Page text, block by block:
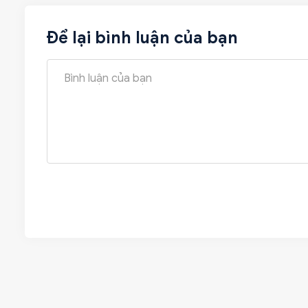
Để lại bình luận của bạn